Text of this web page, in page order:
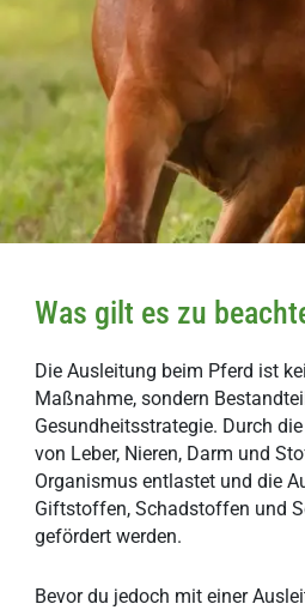
Was gilt es zu
Die Ausleitung beim Pferd ist
Maßnahme, sondern
Gesundheitsstrategie. Durch
von Leber, Nieren, Darm und
Organismus entlastet und die
Giftstoffen, Schadstoffen und
gefördert werden.
Bevor du jedoch mit einer